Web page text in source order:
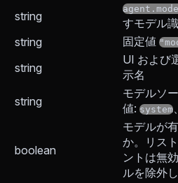
string すモデル
string 固定値
string
UI および
示名
string
モデルソ
値: system
boolean
モデルが
か。リス
ントは無
ルを除外